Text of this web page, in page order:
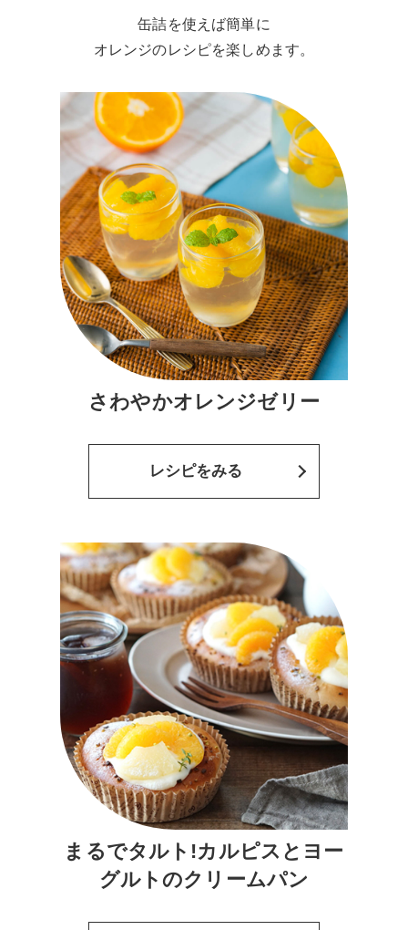
缶詰を使えば簡単に
オレンジのレシピを楽しめます。
さわやかオレンジゼリー
レシピをみる
まるでタルト!カルピスとヨー
グルトのクリームパン